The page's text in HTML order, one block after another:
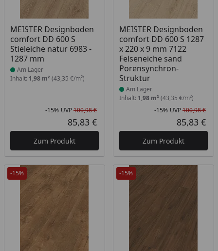
MEISTER Designboden
comfort DD 600 S
Stieleiche natur 6983 -
1287 mm
Produkt am Lager
Am Lager
Inhalt: 1,98 m² (43,35 €/m²)
Rabatt in Prozent
-15%
Ursprünglicher Preis
UVP100,98 €
Aktueller Preis
85,83 €
Zum Produkt
MEISTER Designboden
comfort DD 600 S 1287
x 220 x 9 mm 7122
Felseneiche sand
Porensynchron-
Struktur
Produkt am Lager
Am Lager
Inhalt: 1,98 m² (43,35 €/m²)
-15% UVP100,98 €
85,83 €
Zum Produkt
-15% -15%